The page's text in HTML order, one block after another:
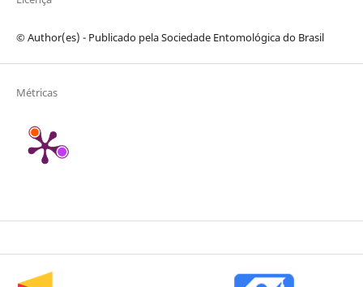
© Author(es) - Publicado pela Sociedade Entomológica do Brasil
Métricas